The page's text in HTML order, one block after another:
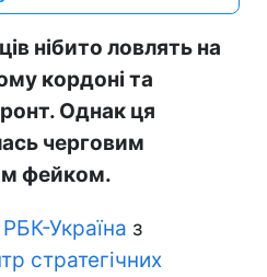
нібито ловлять на
кордоні та
Однак ця
черговим
фейком.
РБК-Україна з
стратегічних